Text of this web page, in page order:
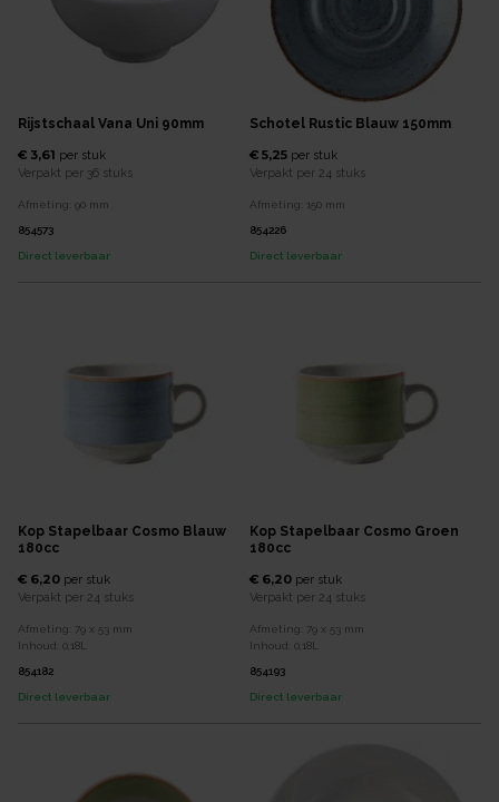
Rijstschaal Vana Uni 90mm
€ 3,61 per stuk
Verpakt per 36 stuks
Afmeting: 90 mm
854573
Direct leverbaar
Schotel Rustic Blauw 150mm
€ 5,25 per stuk
Verpakt per 24 stuks
Afmeting: 150 mm
854226
Direct leverbaar
Kop Stapelbaar Cosmo Blauw
180cc
€ 6,20 per stuk
Verpakt per 24 stuks
Afmeting: 79 x 53 mm
Inhoud: 0,18L
854182
Direct leverbaar
Kop Stapelbaar Cosmo Groen
180cc
€ 6,20 per stuk
Verpakt per 24 stuks
Afmeting: 79 x 53 mm
Inhoud: 0,18L
854193
Direct leverbaar